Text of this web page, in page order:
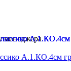
менеджера
А.1.КО.4см